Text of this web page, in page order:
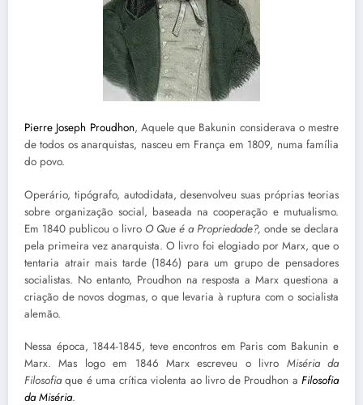
Pierre Joseph Proudhon, Aquele que Bakunin considerava o mestre
de todos os anarquistas, nasceu em França em 1809, numa família
do povo.
Operário, tipógrafo, autodidata, desenvolveu suas próprias teorias
sobre organização social, baseada na cooperação e mutualismo.
Em 1840 publicou o livro O Que é a Propriedade?, onde se declara
pela primeira vez anarquista. O livro foi elogiado por Marx, que o
tentaria atrair mais tarde (1846) para um grupo de pensadores
socialistas. No entanto, Proudhon na resposta a Marx questiona a
criação de novos dogmas, o que levaria à ruptura com o socialista
alemão.
Nessa época, 1844-1845, teve encontros em Paris com Bakunin e
Marx. Mas logo em 1846 Marx escreveu o livro Miséria da
Filosofiaque é uma crítica violenta ao livro de Proudhon a Filosofia
da Miséria.